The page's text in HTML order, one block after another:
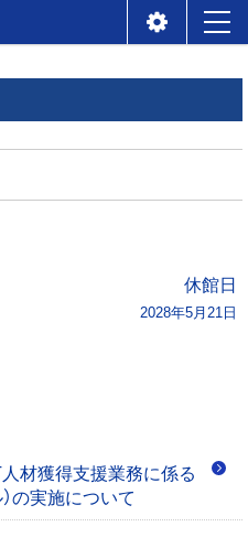
ニ
ュ
ー
休館日
2028年5月21日
材獲得支援業務に係る
の実施について